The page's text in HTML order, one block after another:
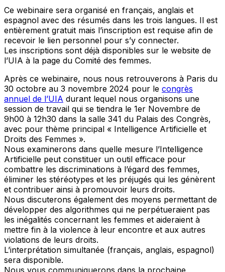
Ce webinaire sera organisé en français, anglais et
espagnol avec des résumés dans les trois langues. Il est
entièrement gratuit mais l’inscription est requise afin de
recevoir le lien personnel pour s’y connecter.
Les inscriptions sont déjà disponibles sur le website de
l’UIA à la page du Comité des femmes.
Après ce webinaire, nous nous retrouverons à Paris du
30 octobre au 3 novembre 2024 pour le congrès
annuel de l’UIA durant lequel nous organisons une
session de travail qui se tiendra le 1er Novembre de
9h00 à 12h30 dans la salle 341 du Palais des Congrès,
avec pour thème principal « Intelligence Artificielle et
Droits des Femmes ».
Nous examinerons dans quelle mesure l’Intelligence
Artificielle peut constituer un outil efficace pour
combattre les discriminations à l’égard des femmes,
éliminer les stéréotypes et les préjugés qui les génèrent
et contribuer ainsi à promouvoir leurs droits.
Nous discuterons également des moyens permettant de
développer des algorithmes qui ne perpétueraient pas
les inégalités concernant les femmes et aideraient à
mettre fin à la violence à leur encontre et aux autres
violations de leurs droits.
L’interprétation simultanée (français, anglais, espagnol)
sera disponible.
Nous vous communiquerons dans la prochaine